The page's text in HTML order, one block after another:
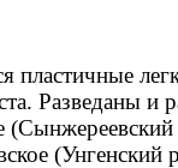
пластичные
Разведаны и
(Унгенский